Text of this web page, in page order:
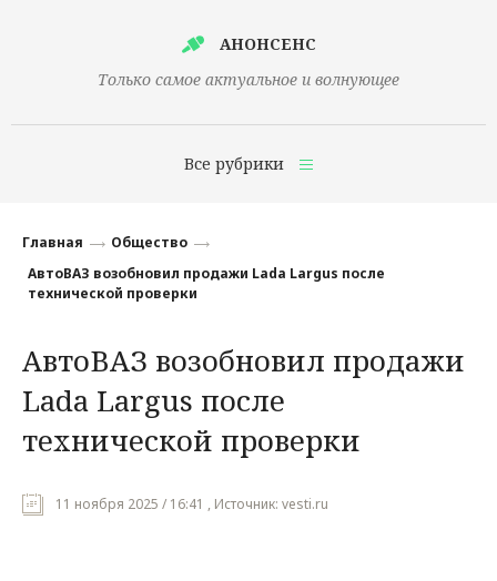
АНОНСЕНС
Только самое актуальное и волнующее
Все рубрики
Финансы
Наука
Культура
Общество
Главная
Общество
АвтоВАЗ возобновил продажи Lada Largus после
технической проверки
АвтоВАЗ возобновил продажи
Lada Largus после
технической проверки
11 ноября 2025 / 16:41 , Источник: vesti.ru